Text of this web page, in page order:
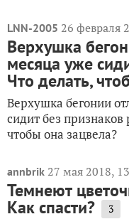
LNN-2005 26 февраля
Верхушка
месяца уже
Что делать,
Верхушка бегонии
сидит без признаков
чтобы она зацвела?
annbrik 27 мая 2018,
Темнеют
Как спасти? 3